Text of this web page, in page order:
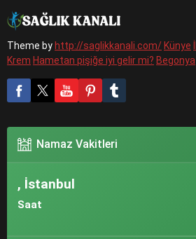
Theme by http://saglikkanali.com/ Künye
Krem Hametan pişiğe iyi gelir mi? Begonya
Namaz Vakitleri
, İstanbul
Saat